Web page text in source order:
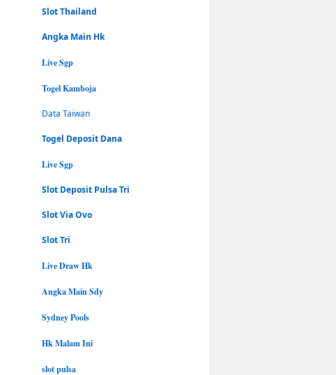
Slot Thailand
Angka Main Hk
Live Sgp
Togel Kamboja
Data Taiwan
Togel Deposit Dana
Live Sgp
Slot Deposit Pulsa Tri
Slot Via Ovo
Slot Tri
Live Draw Hk
Angka Main Sdy
Sydney Pools
Hk Malam Ini
slot pulsa